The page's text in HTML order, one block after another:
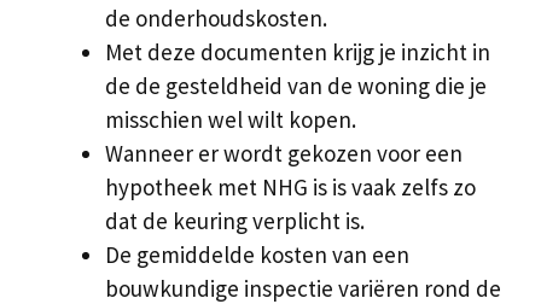
de onderhoudskosten.
Met deze documenten krijg je inzicht in
de de gesteldheid van de woning die je
misschien wel wilt kopen.
Wanneer er wordt gekozen voor een
hypotheek met NHG is is vaak zelfs zo
dat de keuring verplicht is.
De gemiddelde kosten van een
bouwkundige inspectie variëren rond de